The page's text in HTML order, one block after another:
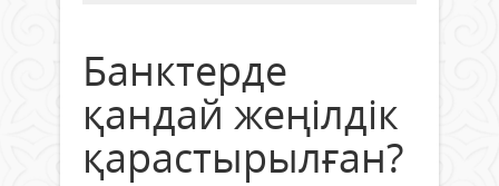
Банктерде
қандай жеңілдік
қарастырылған?